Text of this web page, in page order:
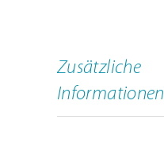
Zusätzliche
Informationen